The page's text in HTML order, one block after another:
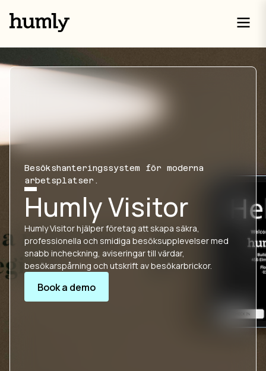
Besökshanteringssystem för moderna
arbetsplatser.
Humly Visitor
Humly Visitor hjälper företag att skapa säkra,
professionella och smidiga besöksupplevelser med
snabb incheckning, aviseringar till värdar,
besökarspårning och utskrift av besökarbrickor.
Book a demo